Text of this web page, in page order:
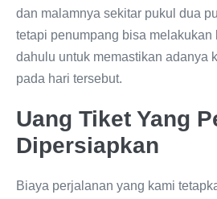
dan malamnya sekitar pukul dua
tetapi penumpang bisa melakukan
dahulu untuk memastikan adanya
pada hari tersebut.
Uang Tiket Yang
Dipersiapkan
Biaya perjalanan yang kami